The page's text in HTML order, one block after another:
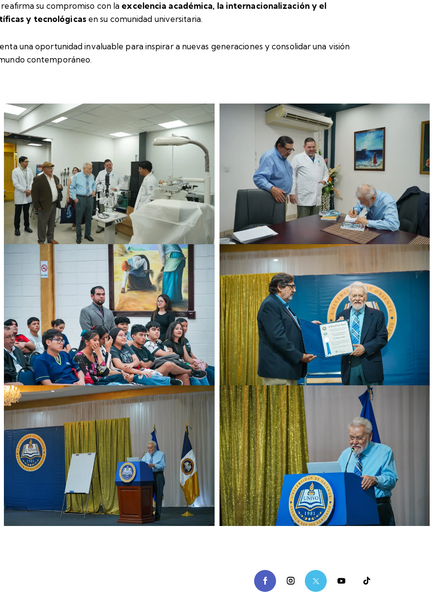
su compromiso con la excelencia académica, la internacionalización y el
y tecnológicasen su comunidad universitaria.
una oportunidad invaluable para inspirar a nuevas generaciones y consolidar una visión
contemporáneo.